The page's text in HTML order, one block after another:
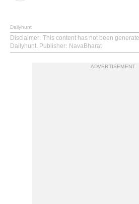
Dailyhunt
Disclaimer: This content has not been
Dailyhunt. Publisher: NavaBharat
ADVERTISEMENT